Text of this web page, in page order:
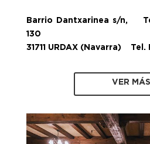
Barrio Dantxarinea s/n,
130
31711 URDAX (Navarra) Tel.
VER MÁS